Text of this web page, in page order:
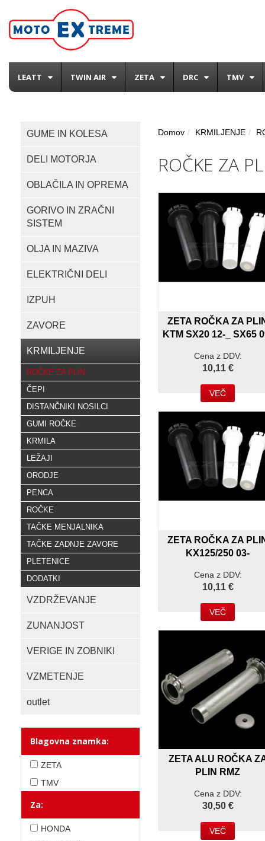
LEATT TWIN AIR ZETA DRC TMV
GUME IN KOLESA
DELI MOTORJA
OBLAČILA IN OPREMA
GORIVO IN ZRAČNI
SISTEM
OLJA IN MAZIVA
ELEKTRIČNI DELI
IZPUH
ZAVORE
KRMILJENJE
ROČKE ZA PLIN
ČEPI
DISTANČNIKI NOSILCI
GUMI ROČKE
KRMILA
LEŽAJI
ORODJE
PENCA
ROČKE
TAČKE MENJALNIKA
TAČKE ZADNJE ZAVORE
PLETENICE
DODATKI
VZDRŽEVANJE
ZUNANJOST
VERIGE IN ZOBNIKI
VZMETENJE
outlet
Blagovna znamka:
ZETA
TMV
Za:
HONDA
Domov KRMILJENJE
ROČKE ZA
ZETA ROČKA ZA
KTM SX20 12-_ SX65
Cena z DDV:
10,11 €
VEČ
ZETA ROČKA ZA
KX125/250 03-
Cena z DDV:
10,11 €
VEČ
ZETA ALU ROČKA
PLIN RMZ
Cena z DDV:
30,50 €
VEČ